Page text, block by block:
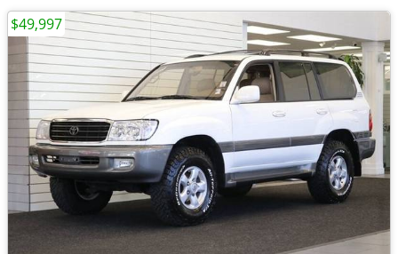
$49,997